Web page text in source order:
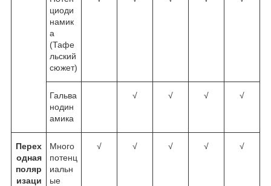
циоди
намик
а
(Тафе
льский
сюжет)
Гальва
нодин
амика
√ √ √ √
Перех
одная
поляр
изаци
Много
потенц
иальн
ые
√ √ √ √ √